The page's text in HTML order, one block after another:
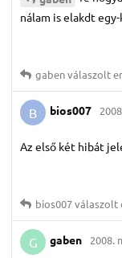
nálam is elakdt
gabenválaszolt
B bios007
Az első két hibát
bios007válaszolt
G gaben 2008.